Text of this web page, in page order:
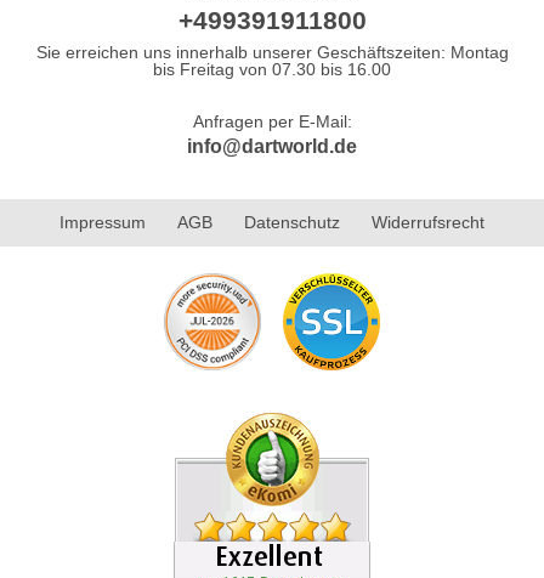
+499391911800
Sie erreichen uns innerhalb unserer Geschäftszeiten: Montag
bis Freitag von 07.30 bis 16.00
Anfragen per E-Mail:
info@dartworld.de
Impressum AGB Datenschutz Widerrufsrecht